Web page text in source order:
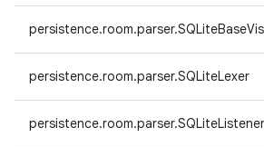
persistence.room.parser.SQLiteLexer
persistence.room.parser.SQLiteListener